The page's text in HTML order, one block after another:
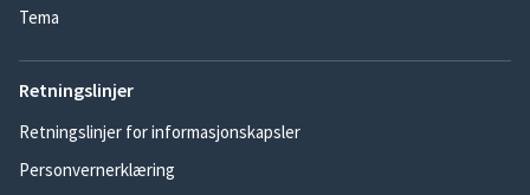
Tema
Retningslinjer
Retningslinjer for informasjonskapsler
Personvernerklæring